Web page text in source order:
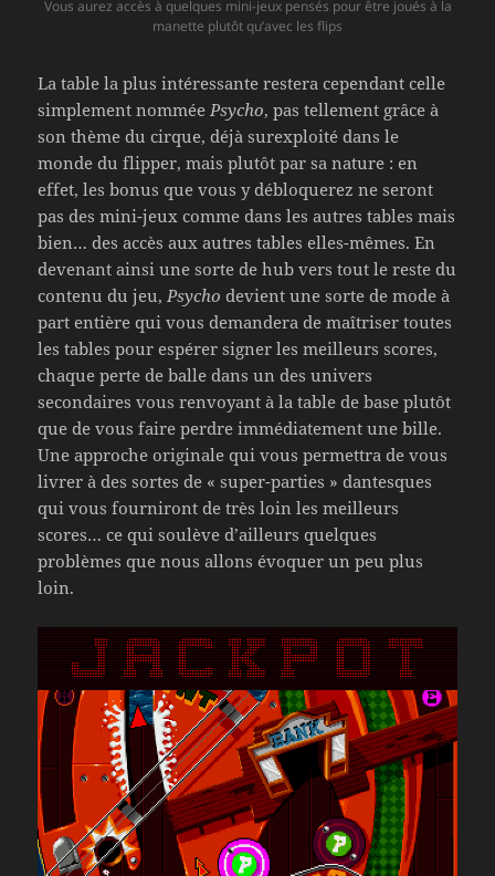
Vous aurez accès à quelques mini-jeux pensés pour être joués à la
manette plutôt qu’avec les flips
La table la plus intéressante restera cependant celle
simplement nommée Psycho, pas tellement grâce à
son thème du cirque, déjà surexploité dans le
monde du flipper, mais plutôt par sa nature : en
effet, les bonus que vous y débloquerez ne seront
pas des mini-jeux comme dans les autres tables mais
bien… des accès aux autres tables elles-mêmes. En
devenant ainsi une sorte de hub vers tout le reste du
contenu du jeu, Psycho devient une sorte de mode à
part entière qui vous demandera de maîtriser toutes
les tables pour espérer signer les meilleurs scores,
chaque perte de balle dans un des univers
secondaires vous renvoyant à la table de base plutôt
que de vous faire perdre immédiatement une bille.
Une approche originale qui vous permettra de vous
livrer à des sortes de « super-parties » dantesques
qui vous fourniront de très loin les meilleurs
scores… ce qui soulève d’ailleurs quelques
problèmes que nous allons évoquer un peu plus
loin.